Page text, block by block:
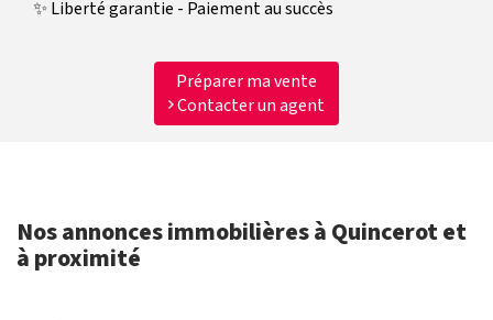
✨ Liberté garantie - Paiement au succès
Préparer ma vente
Contacter un agent
Nos annonces immobilières à Quincerot et
à proximité